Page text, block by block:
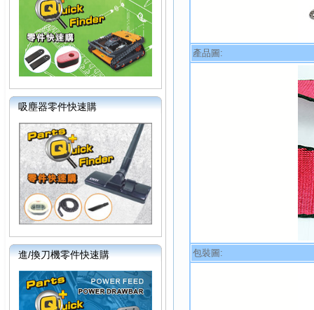
吸塵器零件快速購
進/換刀機零件快速購
產品圖:
包裝圖: